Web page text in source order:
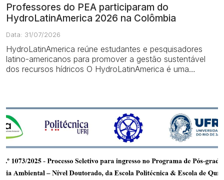
Professores do PEA participaram do
HydroLatinAmerica 2026 na Colômbia
Data: 31/07/2026
HydroLatinAmerica reúne estudantes e pesquisadores
latino-americanos para promover a gestão sustentável
dos recursos hídricos O HydroLatinAmerica é uma